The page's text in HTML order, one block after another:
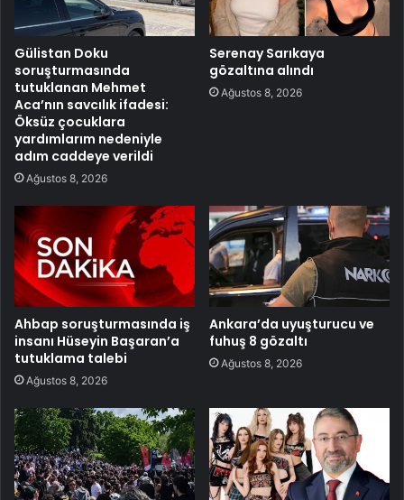
Gülistan Doku
soruşturmasında
tutuklanan Mehmet
Aca’nın savcılık ifadesi:
Öksüz çocuklara
yardımlarım nedeniyle
adım caddeye verildi
Ağustos 8, 2026
Serenay Sarıkaya
gözaltına alındı
Ağustos 8, 2026
Ahbap soruşturmasında iş
insanı Hüseyin Başaran’a
tutuklama talebi
Ağustos 8, 2026
Ankara’da uyuşturucu ve
fuhuş 8 gözaltı
Ağustos 8, 2026